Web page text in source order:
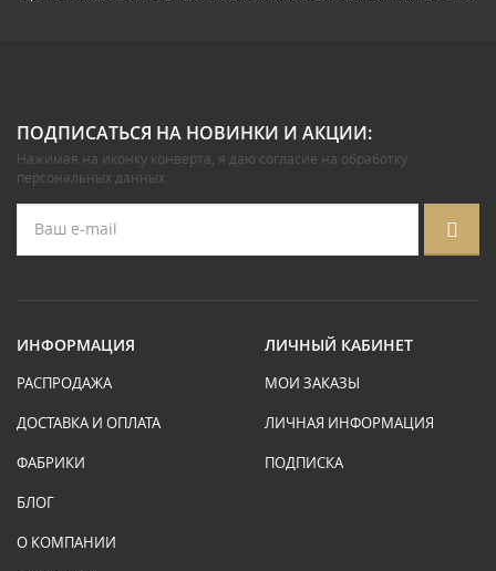
ПОДПИСАТЬСЯ НА НОВИНКИ И АКЦИИ:
Нажимая на иконку конверта, я даю согласие на обработку
персональных данных.
ИНФОРМАЦИЯ
РАСПРОДАЖА
ДОСТАВКА И ОПЛАТА
ФАБРИКИ
БЛОГ
О КОМПАНИИ
ЛИЧНЫЙ КАБИНЕТ
МОИ ЗАКАЗЫ
ЛИЧНАЯ ИНФОРМАЦИЯ
ПОДПИСКА